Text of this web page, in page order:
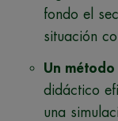
fondo el
situación
Un
didáctico
una